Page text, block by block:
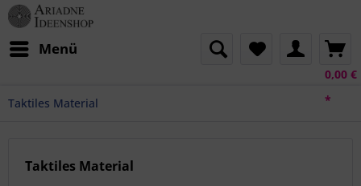
Menü
0,00 €
*
Taktiles Material
Taktiles Material